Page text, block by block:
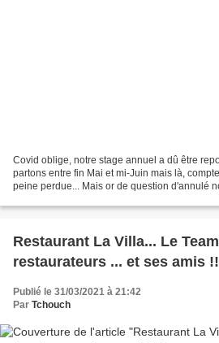
Covid oblige, notre stage annuel a dû être
partons entre fin Mai et mi-Juin mais là,
peine perdue... Mais or de question d'annulé
Restaurant La Villa... Le
restaurateurs ... et ses amis
Publié le 31/03/2021 à 21:42
Par Tchouch